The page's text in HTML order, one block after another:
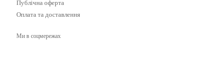
Публічна оферта
Оплата та доставлення
Ми в соцмережах